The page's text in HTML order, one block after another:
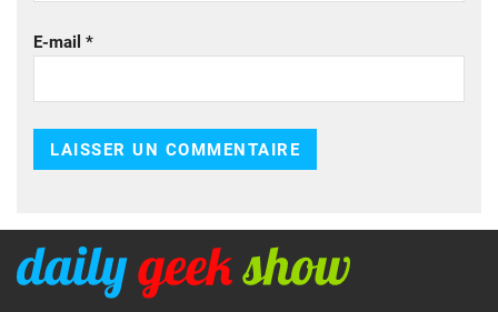
E-mail *